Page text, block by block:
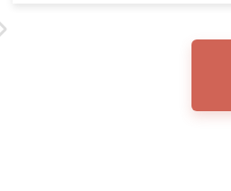
ライブソナーをより身近に！HOOK